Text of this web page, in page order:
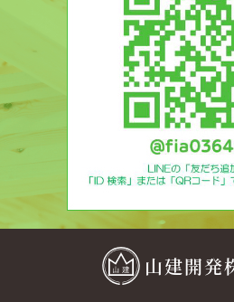
山建開発